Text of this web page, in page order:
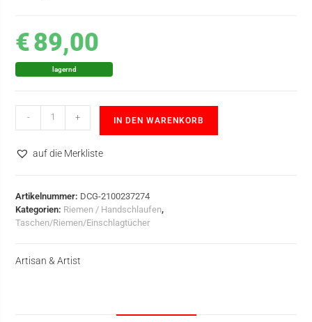
€89,00
lagernd
- + IN DEN WARENKORB
auf die Merkliste
Artikelnummer: DCG-2100237274
Kategorien: Riemen / Handschlaufen,
Taschen/Riemen/Einschlagtücher
Artisan & Artist